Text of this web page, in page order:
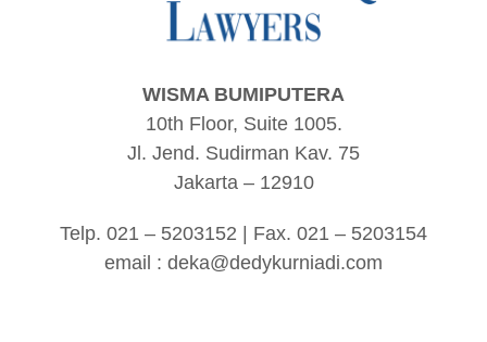
WISMA BUMIPUTERA
10th Floor, Suite 1005.
Jl. Jend. Sudirman Kav. 75
Jakarta – 12910
Telp. 021 – 5203152 | Fax. 021 – 5203154
email : deka@dedykurniadi.com